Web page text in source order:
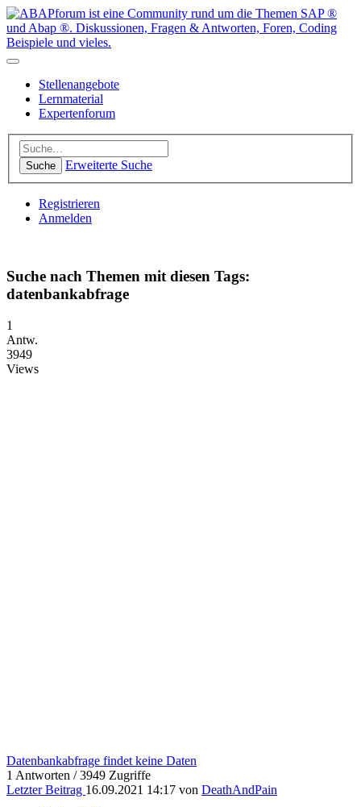
Stellenangebote
Lernmaterial
Expertenforum
Suche Erweiterte Suche
Registrieren
Anmelden
Suche nach Themen mit diesen Tags:
datenbankabfrage
1
Antw.
3949
Views
Datenbankabfrage findet keine Daten
1 Antworten / 3949 Zugriffe
Letzter Beitrag 16.09.2021 14:17 von DeathAndPain